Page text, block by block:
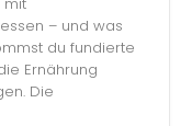
mit
– und was
du fundierte
Ernährung
Die